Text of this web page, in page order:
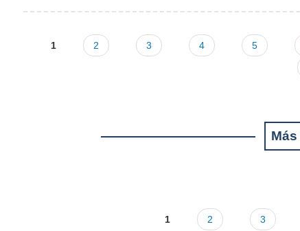
1 2 3 4 5
1 2 3